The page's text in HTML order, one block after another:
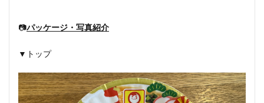
📷パッケージ・写真紹介
▼トップ